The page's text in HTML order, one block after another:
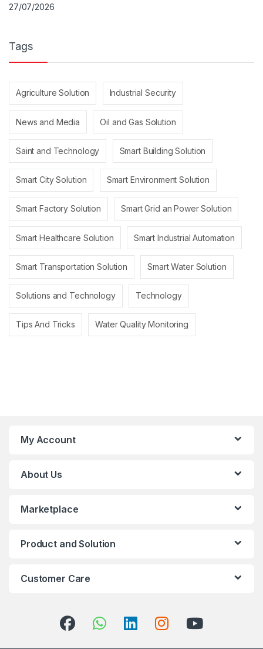
27/07/2026
Tags
Agriculture Solution Industrial Security
News and Media Oil and Gas Solution
Saint and Technology Smart Building Solution
Smart City Solution Smart Environment Solution
Smart Factory Solution Smart Grid an Power Solution
Smart Healthcare Solution Smart Industrial Automation
Smart Transportation Solution Smart Water Solution
Solutions and Technology Technology
Tips And Tricks Water Quality Monitoring
My Account
About Us
Marketplace
Product and Solution
Customer Care